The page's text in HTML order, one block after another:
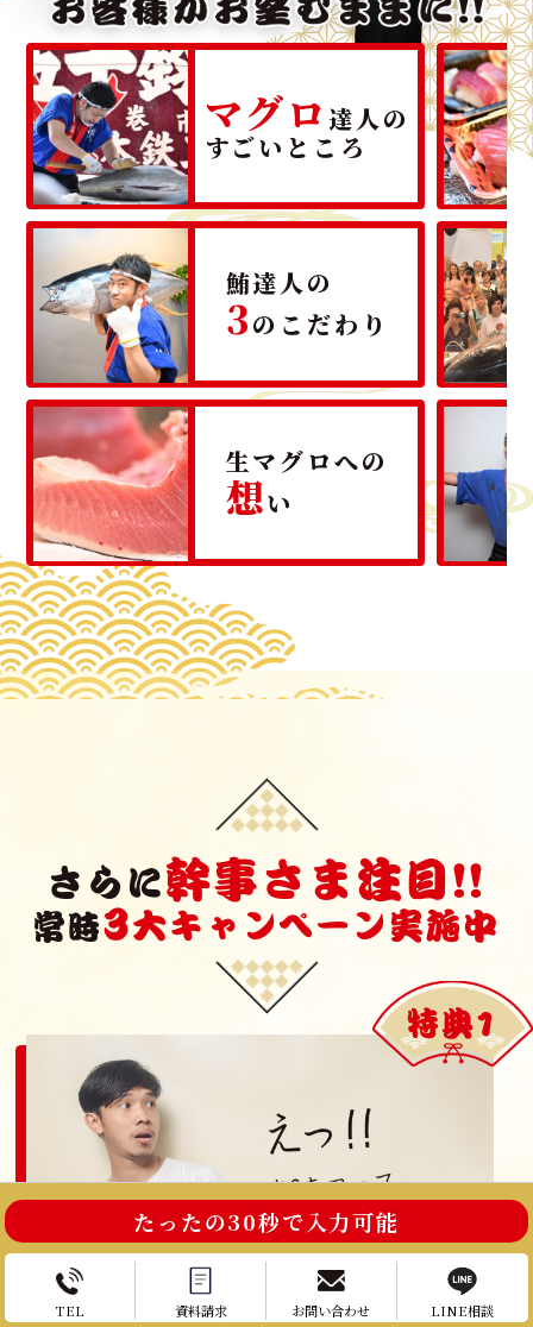
たったの30秒で入力可能
TEL 資料請求 お問い合わせ LINE相談
マグロ 達人の
すごいところ
鮪達人の
3のこだわり
生マグロへの
想い
さらに幹事さま注目!!
常時3大キャンペーン実施中
特典1